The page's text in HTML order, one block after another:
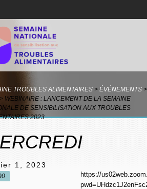
TROUBLES ALIMENTAIRES > ÉVÉNEMENTS >
> WEBINAIRE : LANCEMENT DE LA SEMAINE
DE SENSIBILISATION AUX TROUBLES
2023
1, 2023
https://